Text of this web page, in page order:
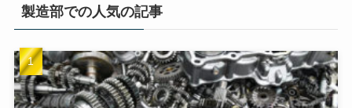
製造部での人気の記事